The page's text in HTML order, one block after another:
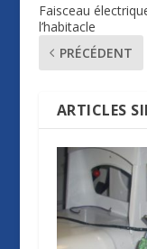
Faisceau
l’habitacle
PRÉCÉDENT
ARTICLES